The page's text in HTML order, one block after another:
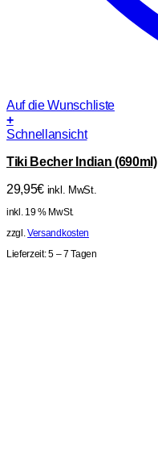
Auf die Wunschliste
+
Schnellansicht
Tiki Becher Indian (690ml)
29,95€ inkl. MwSt.
inkl. 19 % MwSt.
zzgl.Versandkosten
Lieferzeit:5 – 7 Tagen